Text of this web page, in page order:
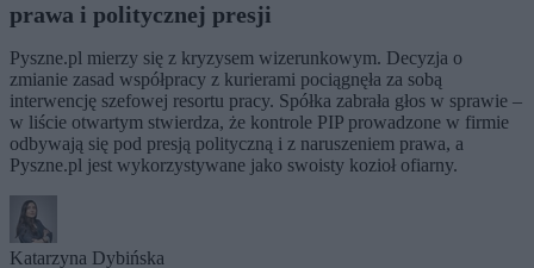
prawa i politycznej presji
Pyszne.pl mierzy się z kryzysem wizerunkowym. Decyzja o
zmianie zasad współpracy z kurierami pociągnęła za sobą
interwencję szefowej resortu pracy. Spółka zabrała głos w sprawie –
w liście otwartym stwierdza, że kontrole PIP prowadzone w firmie
odbywają się pod presją polityczną i z naruszeniem prawa, a
Pyszne.pl jest wykorzystywane jako swoisty kozioł ofiarny.
Katarzyna Dybińska